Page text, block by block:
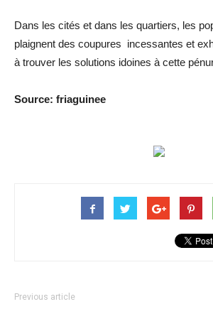
Dans les cités et dans les quartiers, les
plaignent des coupures incessantes et
à trouver les solutions idoines à cette
Source: friaguinee
Previous article